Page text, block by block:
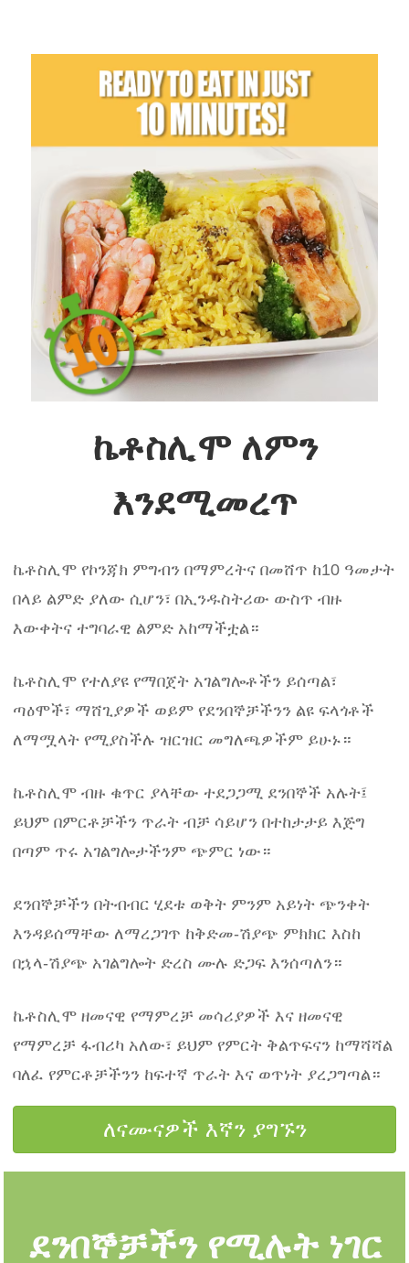
ኬቶስሊሞ ለምን
እንደሚመረጥ
ኬቶስሊሞ የኮንጃክ ምግብን በማምረትና በመሸጥ ከ10 ዓመታት
በላይ ልምድ ያለው ሲሆን፣ በኢንዱስትሪው ውስጥ ብዙ
እውቀትና ተግባራዊ ልምድ አከማችቷል።
ኬቶስሊሞ የተለያዩ የማበጀት አገልግሎቶችን ይሰጣል፣
ጣዕሞች፣ ማሸጊያዎች ወይም የደንበኞቻችንን ልዩ ፍላጎቶች
ለማሟላት የሚያስችሉ ዝርዝር መግለጫዎችም ይሁኑ።
ኬቶስሊሞ ብዙ ቁጥር ያላቸው ተደጋጋሚ ደንበኞች አሉት፤
ይህም በምርቶቻችን ጥራት ብቻ ሳይሆን በተከታታይ እጅግ
በጣም ጥሩ አገልግሎታችንም ጭምር ነው።
ደንበኞቻችን በትብብር ሂደቱ ወቅት ምንም አይነት ጭንቀት
እንዳይሰማቸው ለማረጋገጥ ከቅድመ-ሽያጭ ምክክር እስከ
በኋላ-ሽያጭ አገልግሎት ድረስ ሙሉ ድጋፍ እንሰጣለን።
ኬቶስሊሞ ዘመናዊ የማምረቻ መሳሪያዎች እና ዘመናዊ
የማምረቻ ፋብሪካ አለው፣ ይህም የምርት ቅልጥፍናን ከማሻሻል
ባለፈ የምርቶቻችንን ከፍተኛ ጥራት እና ወጥነት ያረጋግጣል።
ለናሙናዎች እኛን ያግኙን
ደንበኞቻችን የሚሉት ነገር